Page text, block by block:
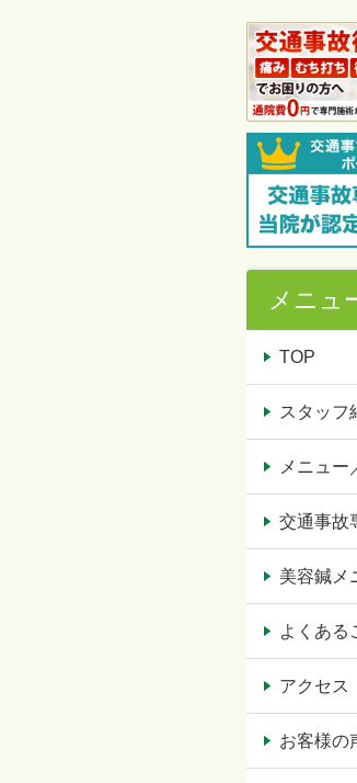
メニュ
TOP
スタッフ
メニュー
交通事故
美容鍼メ
よくある
アクセス
お客様の